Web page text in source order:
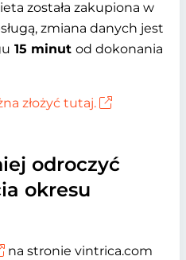
została zakupiona w
zmiana danych jest
15 minut od dokonania
złożyć tutaj.
odroczyć
okresu
na stronie vintrica.com